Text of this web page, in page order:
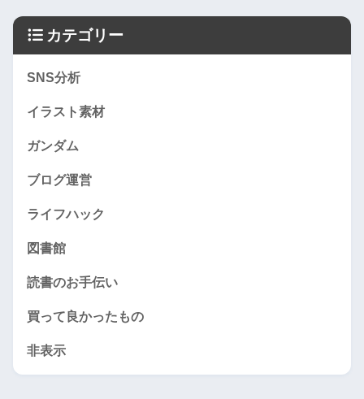
カテゴリー
SNS分析
イラスト素材
ガンダム
ブログ運営
ライフハック
図書館
読書のお手伝い
買って良かったもの
非表示